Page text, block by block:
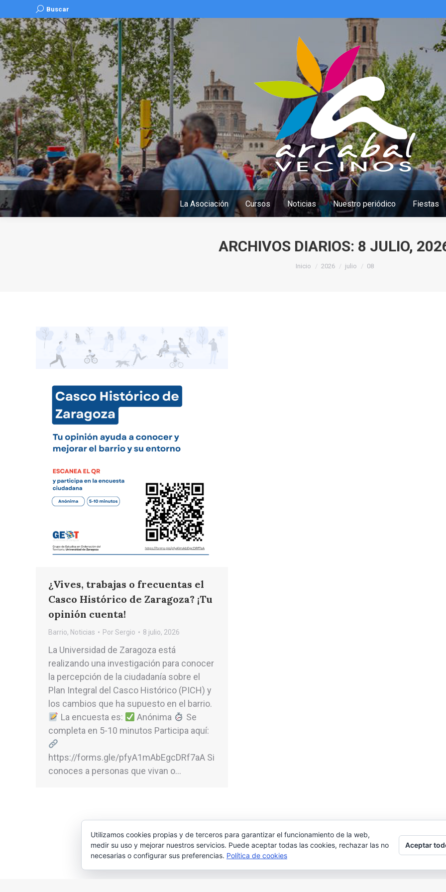
Buscar:
Buscar
La Asociación Cursos Noticias Nuestro periódico Fiestas
ARCHIVOS DIARIOS: 8 JULIO,
Estás aquí:
Inicio 2026 julio 08
¿Vives, trabajas o frecuentas el
Casco Histórico de Zaragoza? ¡Tu
opinión cuenta!
Barrio, Noticias PorSergio 8 julio, 2026
La Universidad de Zaragoza está
realizando una investigación para conocer
la percepción de la ciudadanía sobre el
Plan Integral del Casco Histórico (PICH) y
los cambios que ha supuesto en el barrio.
La encuesta es:
Anónima
Se
completa en 5-10 minutos Participa aquí:
https://forms.gle/pfyA1mAbEgcDRf7aA Si
conoces a personas que vivan o…
Utilizamos cookies propias y de terceros para garantizar el funcionamiento de la web,
medir su uso y mejorar nuestros servicios. Puede aceptar todas las cookies, rechazar las no
necesarias o configurar sus preferencias. Política de cookies
Aceptar